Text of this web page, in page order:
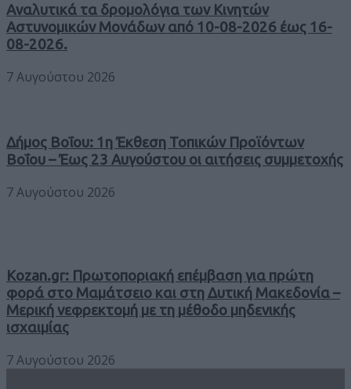
Αναλυτικά τα δρομολόγια των Κινητών
Αστυνομικών Μονάδων από 10-08-2026 έως 16-
08-2026.
7 Αυγούστου 2026
Δήμος Βοΐου: 1η Έκθεση Τοπικών Προϊόντων
Βοΐου – Έως 23 Αυγούστου οι αιτήσεις συμμετοχής
7 Αυγούστου 2026
Kozan.gr: Πρωτοποριακή επέμβαση για πρώτη
φορά στο Μαμάτσειο και στη Δυτική Μακεδονία –
Μερική νεφρεκτομή με τη μέθοδο μηδενικής
ισχαιμίας
7 Αυγούστου 2026